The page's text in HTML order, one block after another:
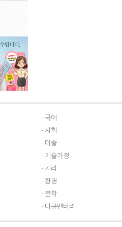
국어
사회
미술
기술가정
지리
환경
문학
다큐멘터리